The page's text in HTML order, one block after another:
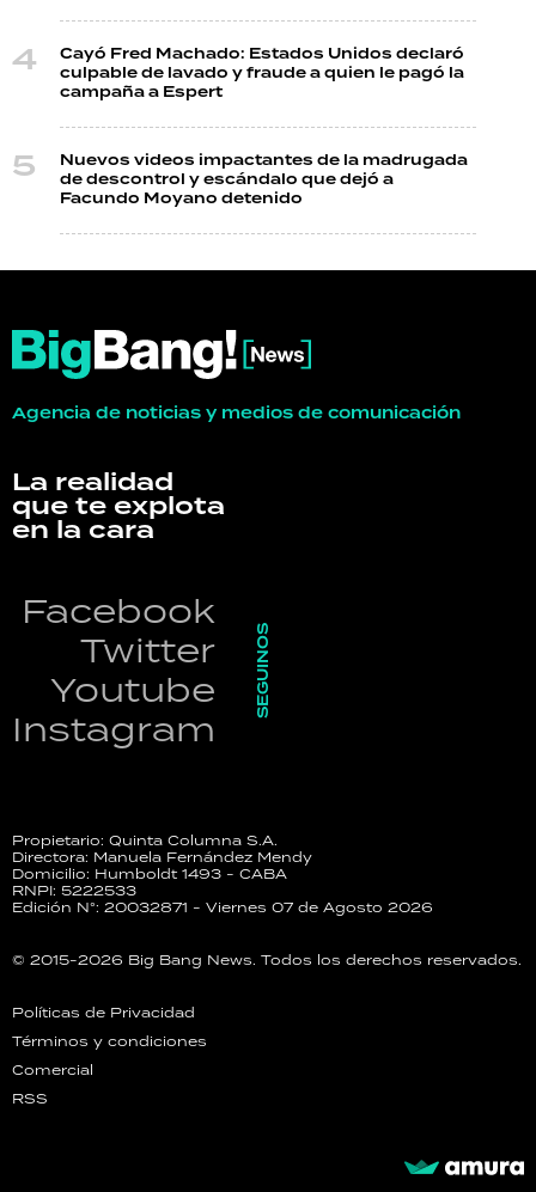
Cayó Fred Machado: Estados Unidos declaró
culpable de lavado y fraude a quien le pagó la
campaña a Espert
Nuevos videos impactantes de la madrugada
de descontrol y escándalo que dejó a
Facundo Moyano detenido
Agencia de noticias y medios de comunicación
La realidad
que te explota
en la cara
Facebook
Twitter
Youtube
Instagram
SEGUINOS
Propietario: Quinta Columna S.A.
Directora: Manuela Fernández Mendy
Domicilio: Humboldt 1493 - CABA
RNPI: 5222533
Edición N°: 20032871 - Viernes 07 de Agosto 2026
© 2015-2026 Big Bang News. Todos los derechos reservados.
Políticas de Privacidad
Términos y condiciones
Comercial
RSS